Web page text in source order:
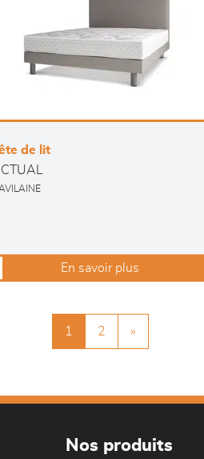
de lit
En savoir plus
1 2 »
Nos produits